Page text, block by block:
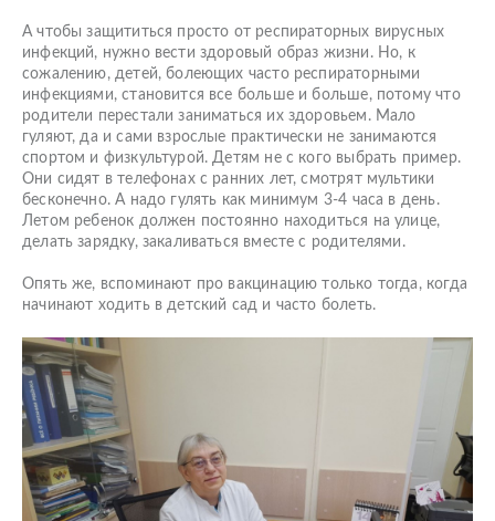
А чтобы защититься просто от респираторных вирусных
инфекций, нужно вести здоровый образ жизни. Но, к
сожалению, детей, болеющих часто респираторными
инфекциями, становится все больше и больше, потому что
родители перестали заниматься их здоровьем. Мало
гуляют, да и сами взрослые практически не занимаются
спортом и физкультурой. Детям не с кого выбрать пример.
Они сидят в телефонах с ранних лет, смотрят мультики
бесконечно. А надо гулять как минимум 3-4 часа в день.
Летом ребенок должен постоянно находиться на улице,
делать зарядку, закаливаться вместе с родителями.
Опять же, вспоминают про вакцинацию только тогда, когда
начинают ходить в детский сад и часто болеть.